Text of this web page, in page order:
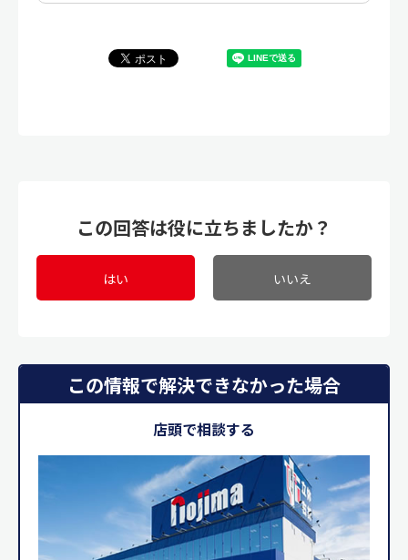
この回答は役に立ちましたか？
はい いいえ
この情報で解決できなかった場合
店頭で相談する